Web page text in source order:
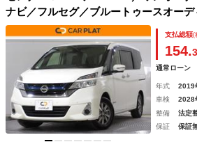
ナビ／フルセグ／ブルートゥースオー
ＥＴＣ／バックカメラ／全周囲カメラ／
／レーンキープ／オートハイビーム／
支払総額(
154.3
通常ローン
年式 2019
車検
2028
整備
法定
保証
保証